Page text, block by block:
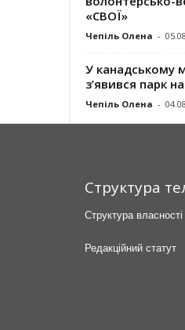
«СВОЇ»
Чепіль Олена -
У канадському
з’явився парк
Чепіль Олена -
Структура
Структура
Редакційний статут